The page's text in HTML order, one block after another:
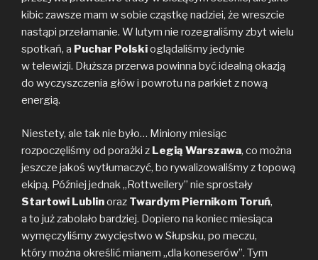
o
o
k
e
r
i
n
k
kibic zawsze mam w sobie cząstkę nadziei, że wreszcie
nastąpi przełamanie. W lutym nie rozegraliśmy zbyt wielu
spotkań, a Puchar Polskioglądaliśmy jedynie
w telewizji. Dłuższa przerwa powinna być idealną okazją
do wyczyszczenia głów i powrotu na parkiet z nową
energią.
Niestety, ale tak nie było… Miniony miesiąc
rozpoczęliśmy od porażki z Legią Warszawa, co można
jeszcze jakoś wytłumaczyć, bo rywalizowaliśmy z topową
ekipą. Później jednak „Rottweilery” nie sprostały
Startowi Lublinoraz Twardym Piernikom Toruń,
a to już zabolało bardziej. Dopiero na koniec miesiąca
wymęczyliśmy zwycięstwo w Słupsku, po meczu,
który można określić mianem „dla koneserów”. Tym